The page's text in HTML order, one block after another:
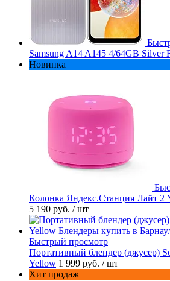
Samsung A14 A145 4/64GB Silver
Новинка
Колонка Яндекс.Станция Лайт 2
5 190 руб. / шт
Быстрый просмотр
Портативный блендер (джусер)
Yellow 1 999 руб. / шт
Хит продаж